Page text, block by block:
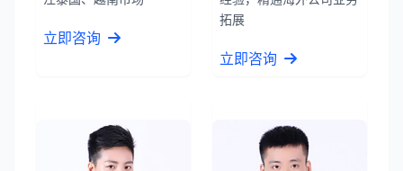
立即咨询
拓展
立即咨询